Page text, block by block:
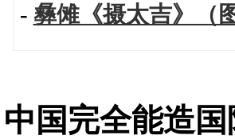
- 彝傩《摄太吉》（
中国完全能造